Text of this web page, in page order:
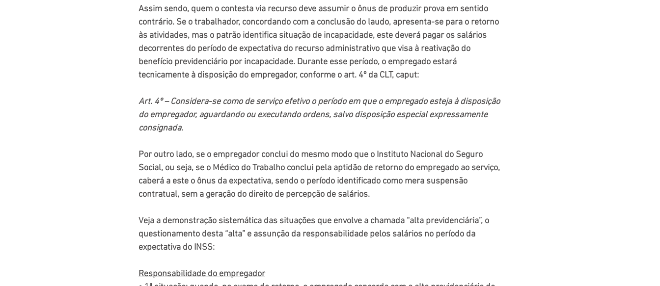
Assim sendo, quem o contesta via recurso deve assumir o ônus de produzir prova em sentido
contrário. Se o trabalhador, concordando com a conclusão do laudo, apresenta-se para o retorno
às atividades, mas o patrão identifica situação de incapacidade, este deverá pagar os salários
decorrentes do período de expectativa do recurso administrativo que visa à reativação do
benefício previdenciário por incapacidade. Durante esse período, o empregado estará
tecnicamente à disposição do empregador, conforme o art. 4º da CLT, caput:
Art. 4º – Considera-se como de serviço efetivo o período em que o empregado esteja à disposição
do empregador, aguardando ou executando ordens, salvo disposição especial expressamente
consignada.
Por outro lado, se o empregador conclui do mesmo modo que o Instituto Nacional do Seguro
Social, ou seja, se o Médico do Trabalho conclui pela aptidão de retorno do empregado ao serviço,
caberá a este o ônus da expectativa, sendo o período identificado como mera suspensão
contratual, sem a geração do direito de percepção de salários.
Veja a demonstração sistemática das situações que envolve a chamada “alta previdenciária”, o
questionamento desta “alta” e assunção da responsabilidade pelos salários no período da
expectativa do INSS:
Responsabilidade do empregador